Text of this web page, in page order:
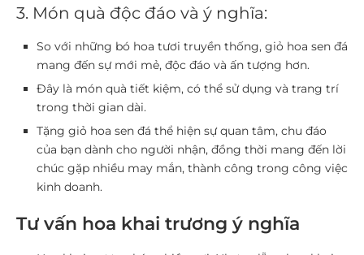
3. Món quà độc đáo và ý nghĩa:
So với những bó hoa tươi truyền thống, giỏ hoa sen đá
mang đến sự mới mẻ, độc đáo và ấn tượng hơn.
Đây là món quà tiết kiệm, có thể sử dụng và trang trí
trong thời gian dài.
Tặng giỏ hoa sen đá thể hiện sựquan tâm, chu đáo
của bạn dành cho người nhận, đồng thời mang đến lời
chúc gặp nhiều may mắn, thành công trong công việc
kinh doanh.
Tư vấn hoa khai trương ý nghĩa